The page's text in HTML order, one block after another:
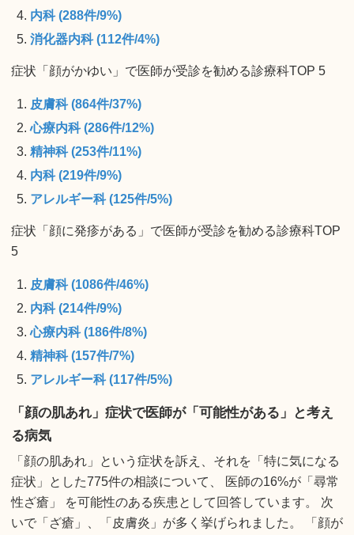
内科 (288件/9%)
消化器内科 (112件/4%)
症状「顔がかゆい」で医師が受診を勧める診療科TOP 5
皮膚科 (864件/37%)
心療内科 (286件/12%)
精神科 (253件/11%)
内科 (219件/9%)
アレルギー科 (125件/5%)
症状「顔に発疹がある」で医師が受診を勧める診療科TOP
5
皮膚科 (1086件/46%)
内科 (214件/9%)
心療内科 (186件/8%)
精神科 (157件/7%)
アレルギー科 (117件/5%)
「顔の肌あれ」症状で医師が「可能性がある」と考え
る病気
「顔の肌あれ」という症状を訴え、それを「特に気になる
症状」とした775件の相談について、 医師の16%が「尋常
性ざ瘡」 を可能性のある疾患として回答しています。 次
いで「ざ瘡」、「皮膚炎」が多く挙げられました。 「顔が